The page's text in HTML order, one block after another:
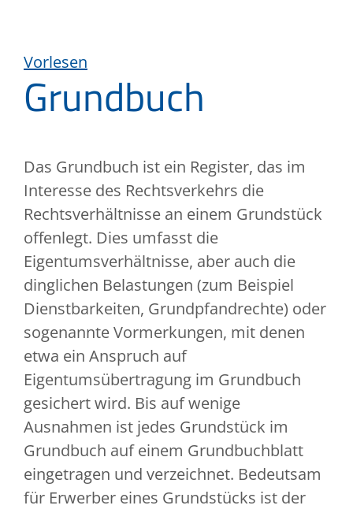
Vorlesen
Grundbuch
Das Grundbuch ist ein Register, das im
Interesse des Rechtsverkehrs die
Rechtsverhältnisse an einem Grundstück
offenlegt. Dies umfasst die
Eigentumsverhältnisse, aber auch die
dinglichen Belastungen (zum Beispiel
Dienstbarkeiten, Grundpfandrechte) oder
sogenannte Vormerkungen, mit denen
etwa ein Anspruch auf
Eigentumsübertragung im Grundbuch
gesichert wird. Bis auf wenige
Ausnahmen ist jedes Grundstück im
Grundbuch auf einem Grundbuchblatt
eingetragen und verzeichnet. Bedeutsam
für Erwerber eines Grundstücks ist der